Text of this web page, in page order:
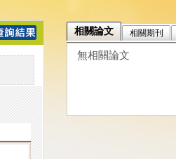
相關論文 相關期刊
無相關論文